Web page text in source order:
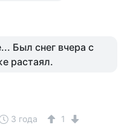
Был снег вчера с
растаял.
3 года 1